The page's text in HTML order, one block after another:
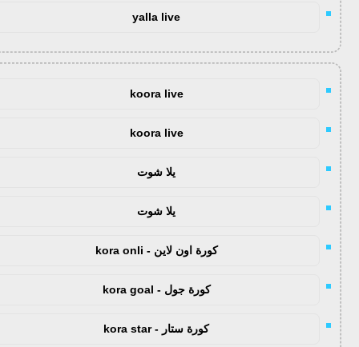
yalla live
koora live
koora live
يلا شوت
يلا شوت
كورة اون لاين - kora onli
كورة جول - kora goal
كورة ستار - kora star